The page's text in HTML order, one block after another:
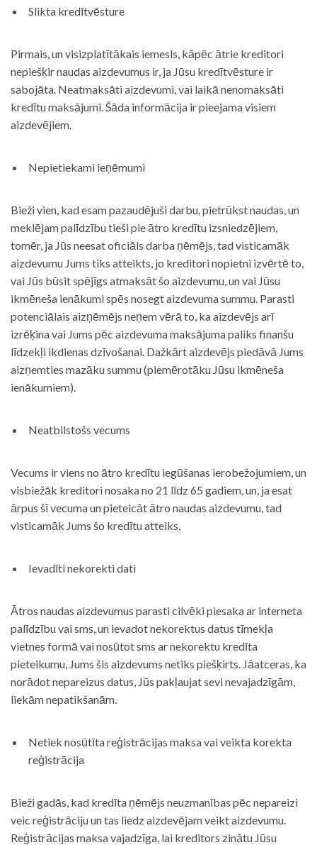
Slikta kredītvēsture
Pirmais, un visizplatītākais iemesls, kāpēc ātrie kreditori
nepiešķir naudas aizdevumus ir, ja Jūsu kredītvēsture ir
sabojāta. Neatmaksāti aizdevumi, vai laikā nenomaksāti
kredītu maksājumi. Šāda informācija ir pieejama visiem
aizdevējiem.
Nepietiekami ieņēmumi
Bieži vien, kad esam pazaudējuši darbu, pietrūkst naudas, un
meklējam palīdzību tieši pie ātro kredītu izsniedzējiem,
tomēr, ja Jūs neesat oficiāls darba ņēmējs, tad visticamāk
aizdevumu Jums tiks atteikts, jo kreditori nopietni izvērtē to,
vai Jūs būsit spējīgs atmaksāt šo aizdevumu, un vai Jūsu
ikmēneša ienākumi spēs nosegt aizdevuma summu. Parasti
potenciālais aizņēmējs neņem vērā to, ka aizdevējs arī
izrēķina vai Jums pēc aizdevuma maksājuma paliks finanšu
līdzekļi ikdienas dzīvošanai. Dažkārt aizdevējs piedāvā Jums
aizņemties mazāku summu (piemērotāku Jūsu ikmēneša
ienākumiem).
Neatbilstošs vecums
Vecums ir viens no ātro kredītu iegūšanas ierobežojumiem, un
visbiežāk kreditori nosaka no 21 līdz 65 gadiem, un, ja esat
ārpus šī vecuma un pieteicāt ātro naudas aizdevumu, tad
visticamāk Jums šo kredītu atteiks.
Ievadīti nekorekti dati
Ātros naudas aizdevumus parasti cilvēki piesaka ar interneta
palīdzību vai sms, un ievadot nekorektus datus tīmekļa
vietnes formā vai nosūtot sms ar nekorektu kredīta
pieteikumu, Jums šis aizdevums netiks piešķirts. Jāatceras, ka
norādot nepareizus datus, Jūs pakļaujat sevi nevajadzīgām,
liekām nepatikšanām.
Netiek nosūtīta reģistrācijas maksa vai veikta korekta
reģistrācija
Bieži gadās, kad kredīta ņēmējs neuzmanības pēc nepareizi
veic reģistrāciju un tas liedz aizdevējam veikt aizdevumu.
Reģistrācijas maksa vajadzīga, lai kreditors zinātu Jūsu